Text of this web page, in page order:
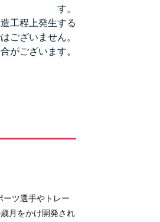
す。
工程上発生する
ございません。
がございます。
ーツ選手やトレー
月をかけ開発され